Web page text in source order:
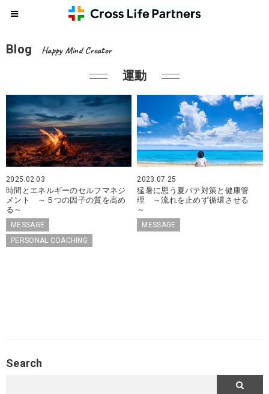
Blog Happy Mind Creator
運動
2025.02.03
時間とエネルギーのセルフマネジ
メント ～５つの因子の質を高め
る～
MESSAGE
PERSONAL COACHING
2023.07.25
猛暑に思う夏バテ対策と健康管
理 ～流れを止めず循環させる
～
MESSAGE
Search